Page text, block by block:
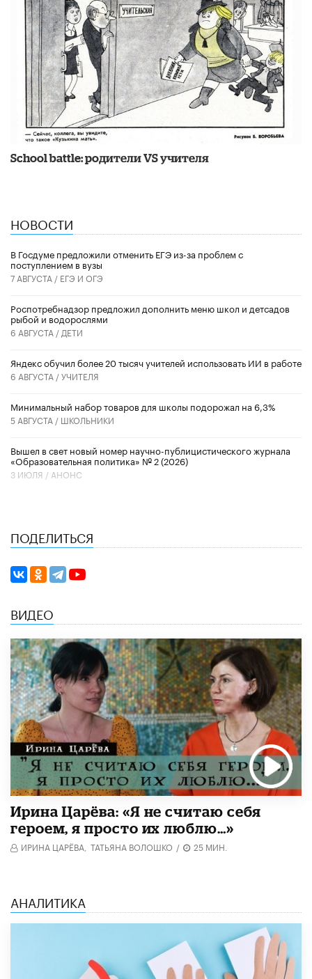
School battle: родители VS учителя
НОВОСТИ
В Госдуме предложили отменить ЕГЭ из-за проблем с
поступлением в вузы
7 АВГУСТА / ЕГЭ И ОГЭ
Роспотребнадзор предложил дополнить меню школ и детсадов
рыбой и водорослями
6 АВГУСТА / ДЕТИ
​Яндекс обучил более 20 тысяч учителей использовать ИИ в работе
6 АВГУСТА /УЧИТЕЛЯ
Минимальный набор товаров для школы подорожал на 6,3%
5 АВГУСТА / ШКОЛЬНИКИ
Вышел в свет новый номер научно-публицистического журнала
«Образовательная политика» № 2 (2026)
3 ИЮЛЯ / АНОНС
ПОДЕЛИТЬСЯ
ВИДЕО
Ирина Царёва: «Я не считаю себя
героем, я просто их люблю…»
ИРИНА ЦАРЁВА, ТАТЬЯНА ВОЛОШКО / 25 МИН.
АНАЛИТИКА